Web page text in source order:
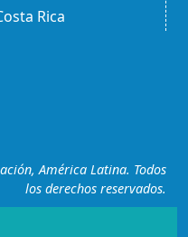
Rica
América Latina. Todos
los derechos reservados.